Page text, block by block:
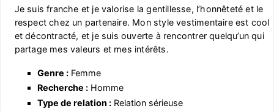
Je suis franche et je valorise la gentillesse, l’honnêteté et le
respect chez un partenaire. Mon style vestimentaire est cool
et décontracté, et je suis ouverte à rencontrer quelqu’un qui
partage mes valeurs et mes intérêts.
Genre :Femme
Recherche :Homme
Type de relation :Relation sérieuse